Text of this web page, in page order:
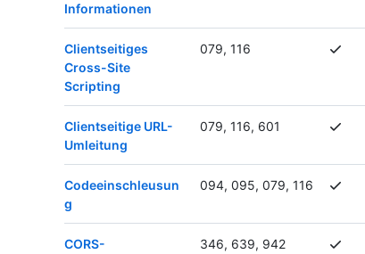
Informationen
Clientseitiges
Cross-Site
Scripting
079, 116
Clientseitige URL-
Umleitung
079, 116, 601
Codeeinschleusun
g
094, 095, 079, 116
CORS-
346, 639, 942